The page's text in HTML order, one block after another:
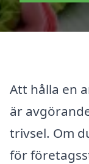
Att hålla en
är
trivsel. Om
för